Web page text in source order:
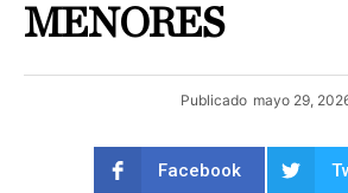
MENORES
Publicado mayo 29,
Facebook